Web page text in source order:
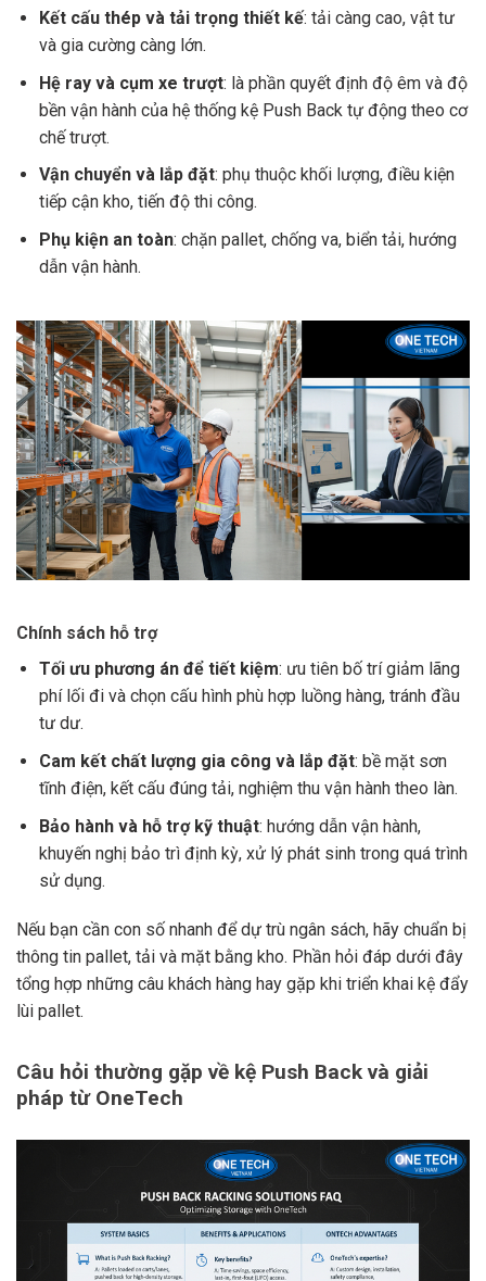
Kết cấu thép và tải trọng thiết kế: tải càng cao, vật tư
và gia cường càng lớn.
Hệ ray và cụm xe trượt: là phần quyết định độ êm và độ
bền vận hành của hệ thống kệ Push Back tự động theo cơ
chế trượt.
Vận chuyển và lắp đặt: phụ thuộc khối lượng, điều kiện
tiếp cận kho, tiến độ thi công.
Phụ kiện an toàn: chặn pallet, chống va, biển tải, hướng
dẫn vận hành.
Chính sách hỗ trợ
Tối ưu phương án để tiết kiệm: ưu tiên bố trí giảm lãng
phí lối đi và chọn cấu hình phù hợp luồng hàng, tránh đầu
tư dư.
Cam kết chất lượng gia công và lắp đặt: bề mặt sơn
tĩnh điện, kết cấu đúng tải, nghiệm thu vận hành theo làn.
Bảo hành và hỗ trợ kỹ thuật: hướng dẫn vận hành,
khuyến nghị bảo trì định kỳ, xử lý phát sinh trong quá trình
sử dụng.
Nếu bạn cần con số nhanh để dự trù ngân sách, hãy chuẩn bị
thông tin pallet, tải và mặt bằng kho. Phần hỏi đáp dưới đây
tổng hợp những câu khách hàng hay gặp khi triển khai kệ đẩy
lùi pallet.
Câu hỏi thường gặp về kệ Push Back và giải
pháp từ OneTech